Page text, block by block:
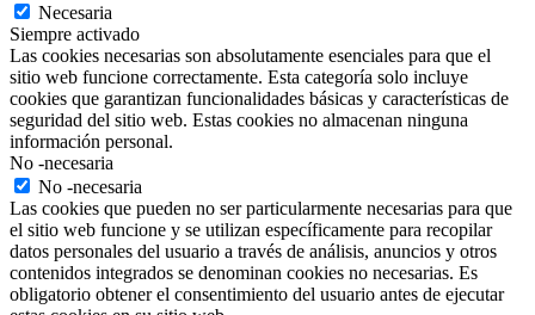
Necesaria
Siempre activado
Las cookies necesarias son absolutamente esenciales para que el
sitio web funcione correctamente. Esta categoría solo incluye
cookies que garantizan funcionalidades básicas y características de
seguridad del sitio web. Estas cookies no almacenan ninguna
información personal.
No -necesaria
No -necesaria
Las cookies que pueden no ser particularmente necesarias para que
el sitio web funcione y se utilizan específicamente para recopilar
datos personales del usuario a través de análisis, anuncios y otros
contenidos integrados se denominan cookies no necesarias. Es
obligatorio obtener el consentimiento del usuario antes de ejecutar